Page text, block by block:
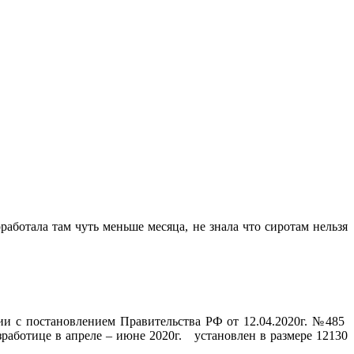
там чуть меньше месяца, не знала что сиротам нельзя
с постановлением Правительства РФ от 12.04.2020г. №485
в апреле – июне 2020г. установлен в размере 12130